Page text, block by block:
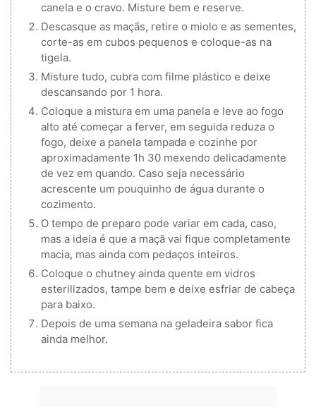
canela e o cravo. Misture bem e reserve.
Descasque as maçãs, retire o miolo e as sementes,
corte-as em cubos pequenos e coloque-as na
tigela.
Misture tudo, cubra com filme plástico e deixe
descansando por 1 hora.
Coloque a mistura em uma panela e leve ao fogo
alto até começar a ferver, em seguida reduza o
fogo, deixe a panela tampada e cozinhe por
aproximadamente 1h 30 mexendo delicadamente
de vez em quando. Caso seja necessário
acrescente um pouquinho de água durante o
cozimento.
O tempo de preparo pode variar em cada, caso,
mas a ideia é que a maçã vai fique completamente
macia, mas ainda com pedaços inteiros.
Coloque o chutney ainda quente em vidros
esterilizados, tampe bem e deixe esfriar de cabeça
para baixo.
Depois de uma semana na geladeira sabor fica
ainda melhor.